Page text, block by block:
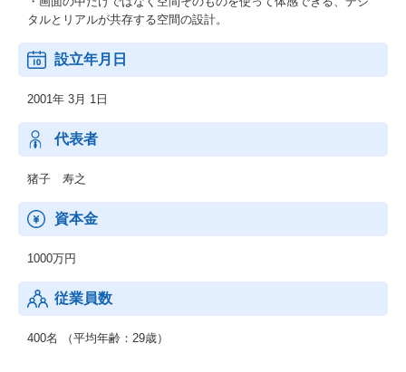
タルとリアルが共存する空間の設計。
設立年月日
2001年 3月 1日
代表者
猪子 寿之
資本金
1000万円
従業員数
400名 （平均年齢：29歳）